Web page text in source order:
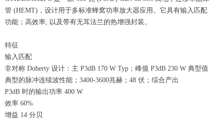
管 (HEMT)，设计用于多标准蜂窝功率放大器应用。它具有输入匹配
功能；高效率; 以及带有无耳法兰的热增强封装。
特征
输入匹配
非对称 Doherty 设计：主 P3dB 170 W Typ；峰值 P3dB 230 W 典型值
典型的脉冲连续波性能；3400-3600兆赫；48 伏；综合产出
P3dB 时的输出功率 400 W
效率 60%
增益 14 分贝